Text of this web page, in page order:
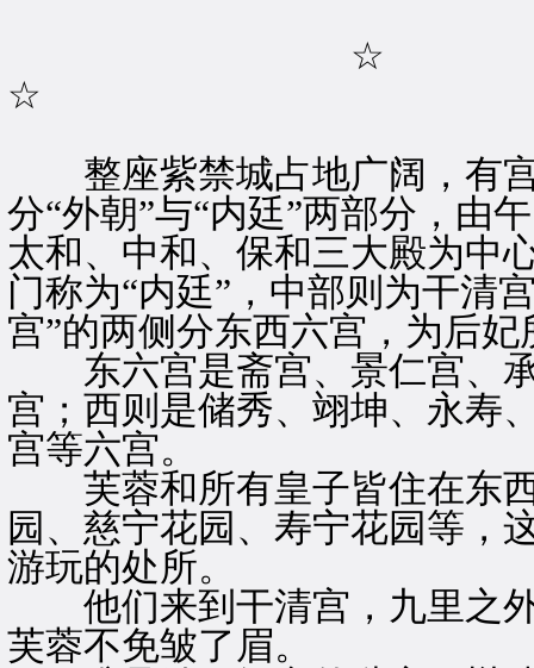
☆
☆
整座紫禁城占地广阔，有宫
分“外朝”与“内廷”两部分，由
太和、中和、保和三大殿为中
门称为“内廷”，中部则为干清
宫”的两侧分东西六宫，为后妃
东六宫是斋宫、景仁宫、承
宫；西则是储秀、翊坤、永寿
宫等六宫。
芙蓉和所有皇子皆住在东西
园、慈宁花园、寿宁花园等，
游玩的处所。
他们来到干清宫，九里之外
芙蓉不免皱了眉。